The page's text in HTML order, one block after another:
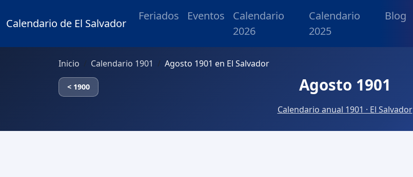
Calendario de El Salvador
Feriados Eventos
Calendario
2026
Calendario
2025
Blog
Inicio Calendario 1901 Agosto 1901 en El Salvador
< 1900 Agosto 1901
Calendario anual 1901 · El Salvador